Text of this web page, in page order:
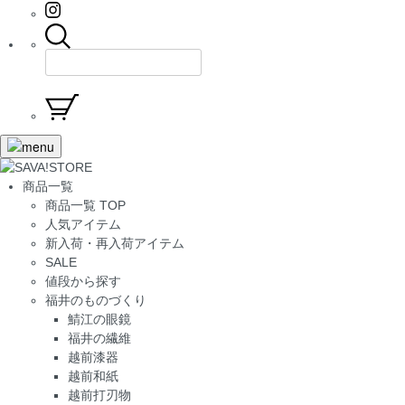
商品一覧
商品一覧 TOP
人気アイテム
新入荷・再入荷アイテム
SALE
値段から探す
福井のものづくり
鯖江の眼鏡
福井の繊維
越前漆器
越前和紙
越前打刃物